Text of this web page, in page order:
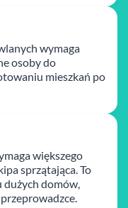
wymaga
osoby do
mieszkań po
większego
sprzątająca. To
dużych domów,